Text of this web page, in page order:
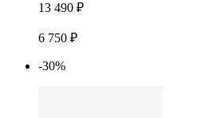
13 490 ₽
6 750 ₽
-30%